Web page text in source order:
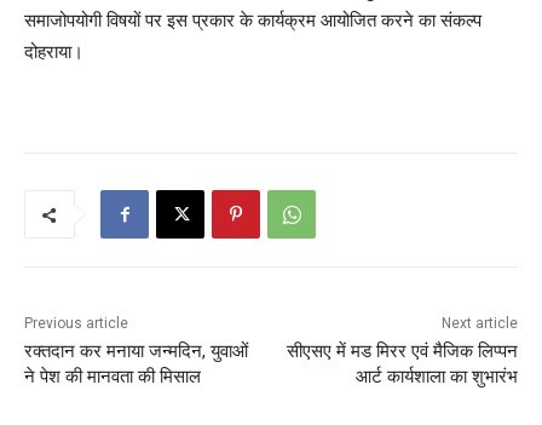
समाजोपयोगी विषयों पर इस प्रकार के कार्यक्रम आयोजित करने का संकल्प
दोहराया।
Previous article
रक्तदान कर मनाया जन्मदिन, युवाओं
ने पेश की मानवता की मिसाल
Next article
सीएसए में मड मिरर एवं मैजिक लिप्पन
आर्ट कार्यशाला का शुभारंभ